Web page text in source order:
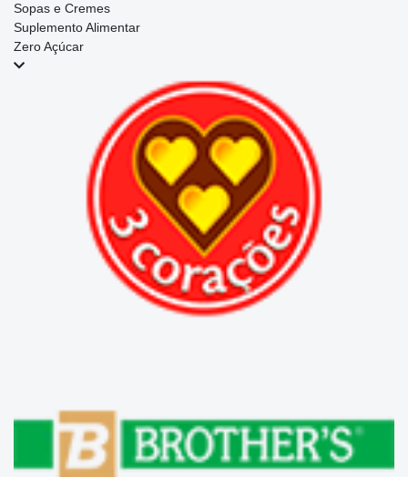
Sopas e Cremes
Suplemento Alimentar
Zero Açúcar